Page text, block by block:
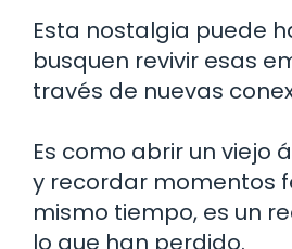
Esta nostalgia puede
busquen revivir esas
través de nuevas
Es como abrir un viejo
y recordar momentos
mismo tiempo, es un
lo que han perdido.